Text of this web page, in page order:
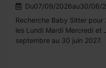
Du07/09/2026au30/06/
Recherche Baby Sitter
les Lundi Mardi Mercredi et
septembre au 30 juin 2027.